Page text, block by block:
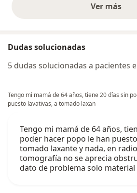
Ver más
Dudas solucionadas
5 dudas solucionadas a pacientes
Tengo mi mamá de 64 años, tiene 20 días sin
puesto lavativas, a tomado laxan
Tengo mi mamá de 64 años,
poder hacer popo le han
tomado laxante y nada, en
tomografía no se aprecia
dato de problema solo material